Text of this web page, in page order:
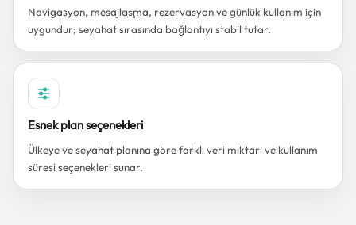
Navigasyon, mesajlaşma, rezervasyon ve günlük kullanım için
uygundur; seyahat sırasında bağlantıyı stabil tutar.
Esnek plan seçenekleri
Ülkeye ve seyahat planına göre farklı veri miktarı ve kullanım
süresi seçenekleri sunar.